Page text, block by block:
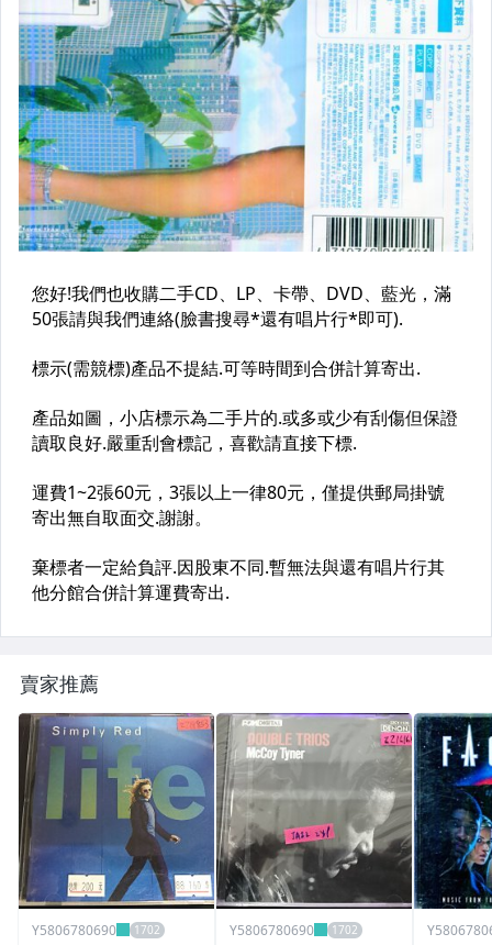
賣家推薦
Y5806780690 Y5806780690